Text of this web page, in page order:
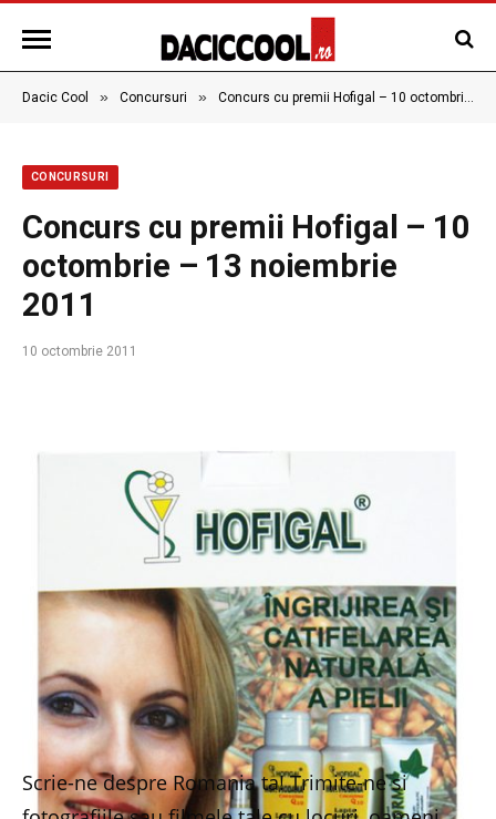
Dacic Cool » Concursuri » Concurs cu premii Hofigal – 10 octombrie – 13 noiembrie 2011
CONCURSURI
Concurs cu premii Hofigal – 10
octombrie – 13 noiembrie
2011
10 octombrie 2011
Scrie-ne despre Romania ta! Trimite-ne si